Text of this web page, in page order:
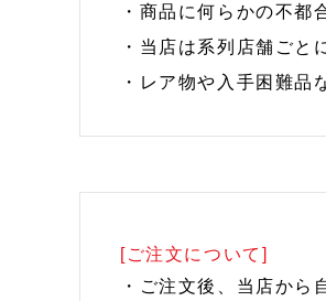
・商品に何らかの不都
・当店は系列店舗ご
・レア物や入手困難品
[ご注文について]
・ご注文後、当店から